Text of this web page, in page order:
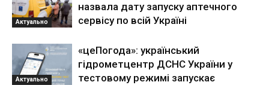
Актуально
назвала дату запуску аптечного
сервісу по всій Україні
Актуально
«цеПогода»: український
гідрометцентр ДСНС України у
тестовому режимі запускає